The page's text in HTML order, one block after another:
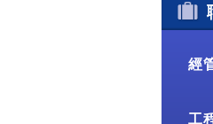
經
工